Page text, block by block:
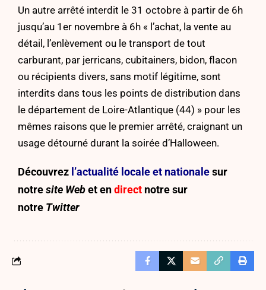
Un autre arrêté interdit le 31 octobre à partir de 6h
jusqu’au 1er novembre à 6h « l’achat, la vente au
détail, l’enlèvement ou le transport de tout
carburant, par jerricans, cubitainers, bidon, flacon
ou récipients divers, sans motif légitime, sont
interdits dans tous les points de distribution dans
le département de Loire-Atlantique (44) » pour les
mêmes raisons que le premier arrêté, craignant un
usage détourné durant la soirée d’Halloween.
Découvrez l’actualité locale et nationalesur
notresite Webet endirect notre sur
notre Twitter